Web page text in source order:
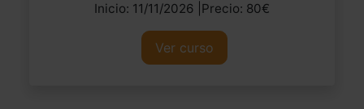
Inicio: 11/11/2026 |Precio: 80€
Ver curso